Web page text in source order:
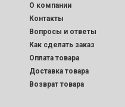
O компании
Контакты
Вопросы и ответы
Как сделать заказ
Оплата товара
Доставка товара
Возврат товара